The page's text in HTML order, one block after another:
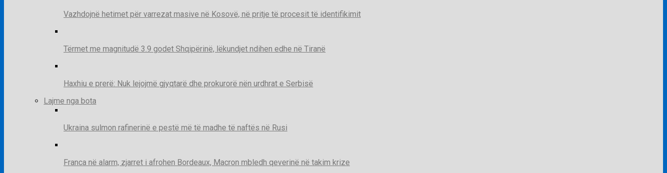
Vazhdojnë hetimet për varrezat masive në Kosovë, në pritje të procesit të identifikimit
Tërmet me magnitudë 3.9 godet Shqipërinë, lëkundjet ndihen edhe në Tiranë
Haxhiu e prerë: Nuk lejojmë gjyqtarë dhe prokurorë nën urdhrat e Serbisë
Lajme nga bota
Ukraina sulmon rafinerinë e pestë më të madhe të naftës në Rusi
Franca në alarm, zjarret i afrohen Bordeaux, Macron mbledh qeverinë në takim krize